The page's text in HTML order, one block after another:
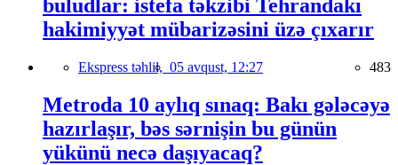
buludlar: istefa təkzibi Tehrandakı
hakimiyyət mübarizəsini üzə çıxarır
Ekspress təhlil, 05 avqust, 12:27 483
Metroda 10 aylıq sınaq: Bakı gələcəyə
hazırlaşır, bəs sərnişin bu günün
yükünü necə daşıyacaq?